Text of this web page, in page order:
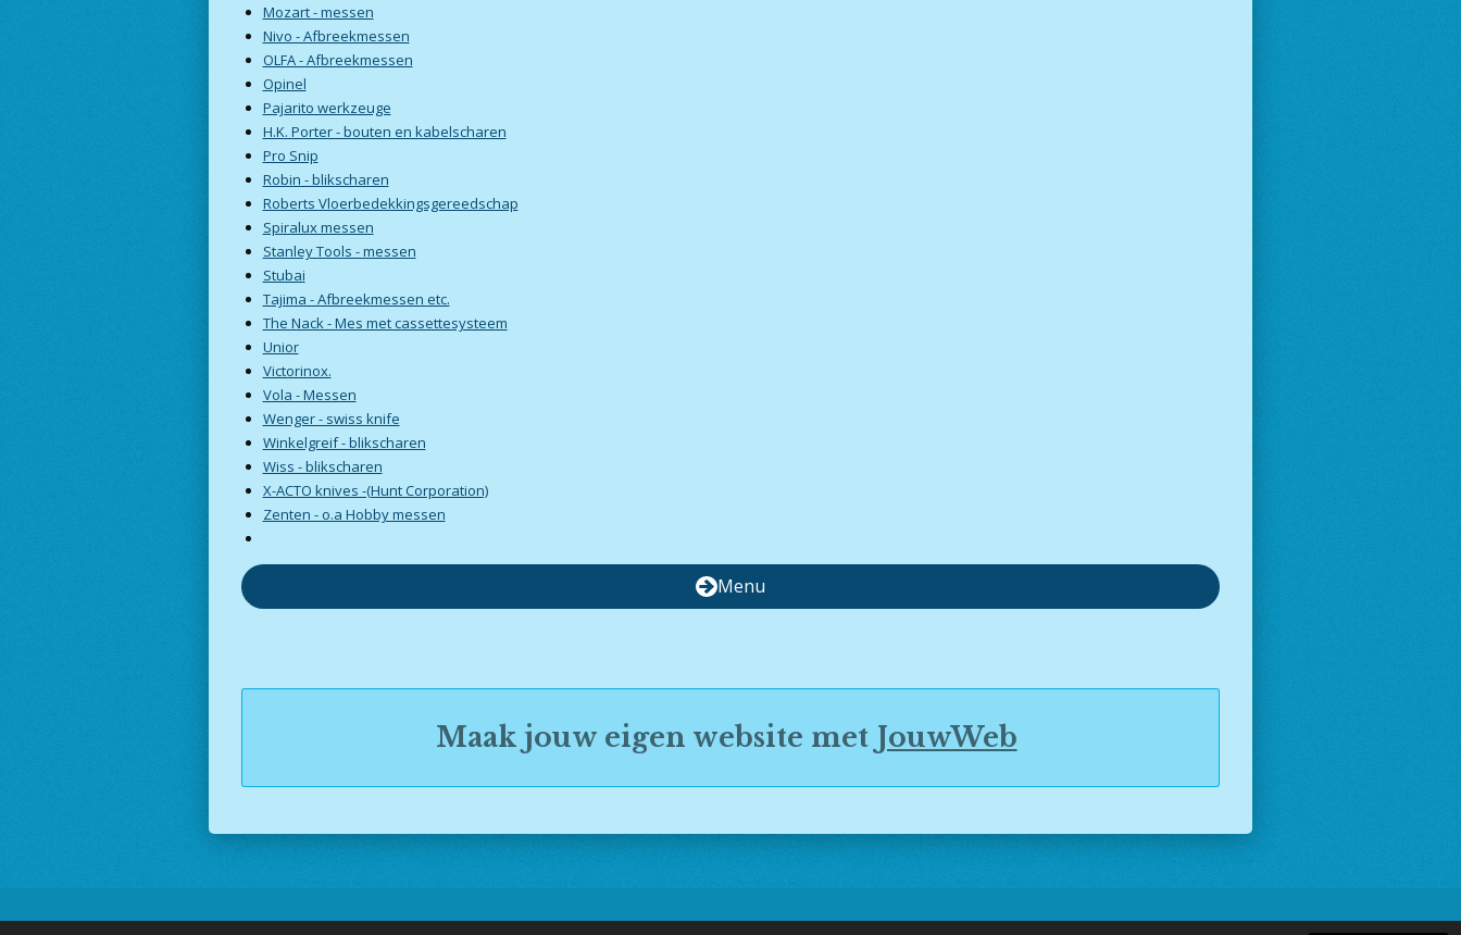
Mozart - messen
Nivo - Afbreekmessen
OLFA - Afbreekmessen
Opinel
Pajarito werkzeuge
H.K. Porter - bouten en kabelscharen
Pro Snip
Robin - blikscharen
Roberts Vloerbedekkingsgereedschap
Spiralux messen
Stanley Tools - messen
Stubai
Tajima - Afbreekmessen etc.
The Nack - Mes met cassettesysteem
Unior
Victorinox.
Vola - Messen
Wenger - swiss knife
Winkelgreif - blikscharen
Wiss - blikscharen
X-ACTO knives -(Hunt Corporation)
Zenten - o.a Hobby messen
Menu
Maak jouw eigen website met JouwWeb